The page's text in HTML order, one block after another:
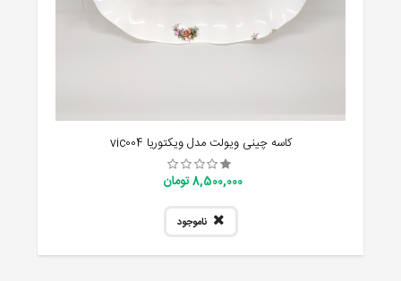
کاسه چینی ویولت مدل ویکتوریا vic004
8,500,000 تومان
ناموجود